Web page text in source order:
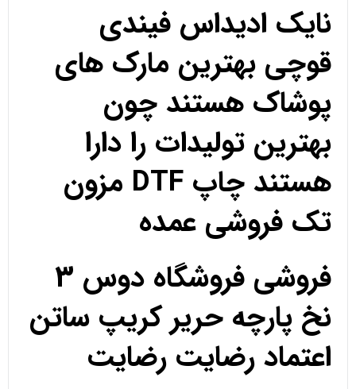
نایک ادیداس فیندی
قوچی بهترین مارک های
پوشاک هستند چون
بهترین تولیدات را دارا
هستند چاپ DTF مزون
تک فروشی عمده
فروشی فروشگاه دوس 3
نخ پارچه حریر کریپ ساتن
اعتماد رضایت رضایت